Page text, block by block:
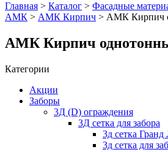
Главная > Каталог > Фасадные
АМК > АМК Кирпич > АМК Кирпич
АМК Кирпич
Категории
Акции
Заборы
3Д (D) ограждения
3Д сетка для забора
3д сетка Гранд
3д сетка для